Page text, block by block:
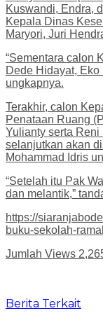
Kuswandi, Endra,
Kepala Dinas
Maryori, Juri
“Sementara calon
Dede Hidayat,
ungkapnya.
Terakhir, calon
Penataan Ruang
Yulianty serta
selanjutkan akan
Mohammad Idris
“Setelah itu Pak
dan melantik,”
https://
buku-sekolah-
Jumlah Views
Berita Terkait